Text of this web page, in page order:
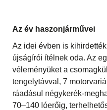
Az év haszonjárművei
Az idei évben is
újságírói ítélnek oda. Az
véleményüket a
tengelytávval, 7
ráadásul négykerék-
70–140 lóerőig,